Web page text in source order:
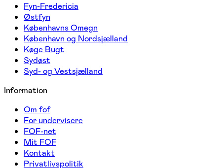
Fyn-Fredericia
Østfyn
Københavns Omegn
København og Nordsjælland
Køge Bugt
Sydøst
Syd- og Vestsjælland
Information
Om fof
For undervisere
FOF-net
Mit FOF
Kontakt
Privatlivspolitik